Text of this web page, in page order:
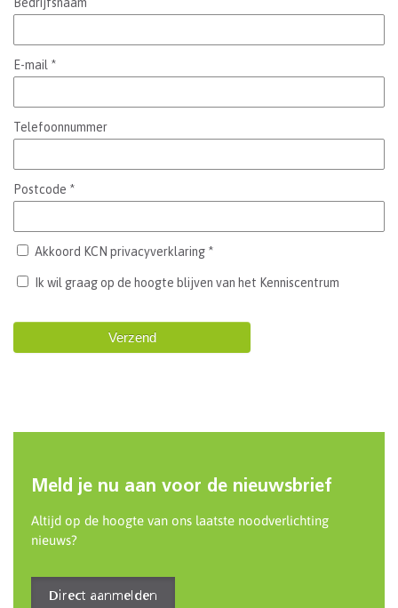
Meld je nu aan voor de nieuwsbrief
Altijd op de hoogte van ons laatste noodverlichting
nieuws?
Direct aanmelden